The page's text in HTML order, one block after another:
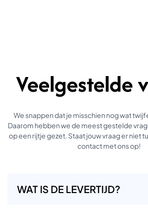
Veelgestelde
We snappen dat je misschien nog wat
Daarom hebben we de meest gestelde
op een rijtje gezet. Staat jouw vraag er niet
contact met ons op!
WAT IS DE LEVERTIJD?